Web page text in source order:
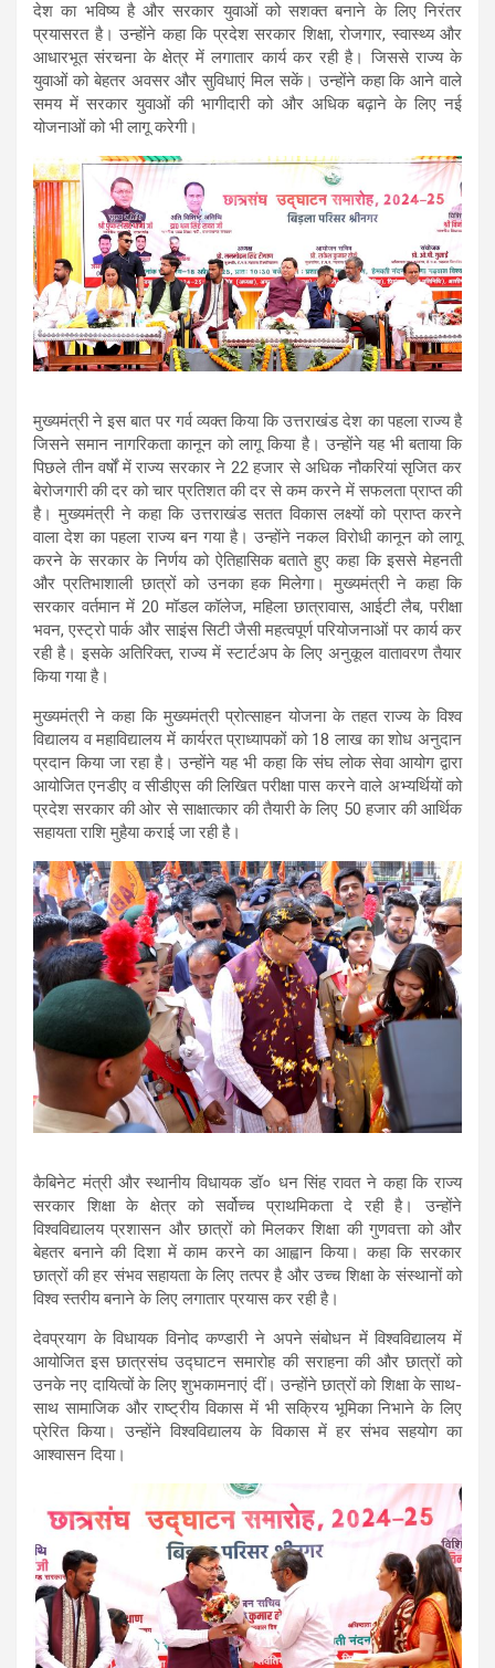
देश का भविष्य है और सरकार युवाओं को सशक्त बनाने के लिए निरंतर
प्रयासरत है। उन्होंने कहा कि प्रदेश सरकार शिक्षा, रोजगार, स्वास्थ्य और
आधारभूत संरचना के क्षेत्र में लगातार कार्य कर रही है। जिससे राज्य के
युवाओं को बेहतर अवसर और सुविधाएं मिल सकें। उन्होंने कहा कि आने वाले
समय में सरकार युवाओं की भागीदारी को और अधिक बढ़ाने के लिए नई
योजनाओं को भी लागू करेगी।
मुख्यमंत्री ने इस बात पर गर्व व्यक्त किया कि उत्तराखंड देश का पहला राज्य है
जिसने समान नागरिकता कानून को लागू किया है। उन्होंने यह भी बताया कि
पिछले तीन वर्षों में राज्य सरकार ने 22 हजार से अधिक नौकरियां सृजित कर
बेरोजगारी की दर को चार प्रतिशत की दर से कम करने में सफलता प्राप्त की
है। मुख्यमंत्री ने कहा कि उत्तराखंड सतत विकास लक्ष्यों को प्राप्त करने
वाला देश का पहला राज्य बन गया है। उन्होंने नकल विरोधी कानून को लागू
करने के सरकार के निर्णय को ऐतिहासिक बताते हुए कहा कि इससे मेहनती
और प्रतिभाशाली छात्रों को उनका हक मिलेगा। मुख्यमंत्री ने कहा कि
सरकार वर्तमान में 20 मॉडल कॉलेज, महिला छात्रावास, आईटी लैब, परीक्षा
भवन, एस्ट्रो पार्क और साइंस सिटी जैसी महत्वपूर्ण परियोजनाओं पर कार्य कर
रही है। इसके अतिरिक्त, राज्य में स्टार्टअप के लिए अनुकूल वातावरण तैयार
किया गया है।
मुख्यमंत्री ने कहा कि मुख्यमंत्री प्रोत्साहन योजना के तहत राज्य के विश्व
विद्यालय व महाविद्यालय में कार्यरत प्राध्यापकों को 18 लाख का शोध अनुदान
प्रदान किया जा रहा है। उन्होंने यह भी कहा कि संघ लोक सेवा आयोग द्वारा
आयोजित एनडीए व सीडीएस की लिखित परीक्षा पास करने वाले अभ्यर्थियों को
प्रदेश सरकार की ओर से साक्षात्कार की तैयारी के लिए 50 हजार की आर्थिक
सहायता राशि मुहैया कराई जा रही है।
कैबिनेट मंत्री और स्थानीय विधायक डॉ० धन सिंह रावत ने कहा कि राज्य
सरकार शिक्षा के क्षेत्र को सर्वोच्च प्राथमिकता दे रही है। उन्होंने
विश्वविद्यालय प्रशासन और छात्रों को मिलकर शिक्षा की गुणवत्ता को और
बेहतर बनाने की दिशा में काम करने का आह्वान किया। कहा कि सरकार
छात्रों की हर संभव सहायता के लिए तत्पर है और उच्च शिक्षा के संस्थानों को
विश्व स्तरीय बनाने के लिए लगातार प्रयास कर रही है।
देवप्रयाग के विधायक विनोद कण्डारी ने अपने संबोधन में विश्वविद्यालय में
आयोजित इस छात्रसंघ उद्घाटन समारोह की सराहना की और छात्रों को
उनके नए दायित्वों के लिए शुभकामनाएं दीं। उन्होंने छात्रों को शिक्षा के साथ-
साथ सामाजिक और राष्ट्रीय विकास में भी सक्रिय भूमिका निभाने के लिए
प्रेरित किया। उन्होंने विश्वविद्यालय के विकास में हर संभव सहयोग का
आश्वासन दिया।